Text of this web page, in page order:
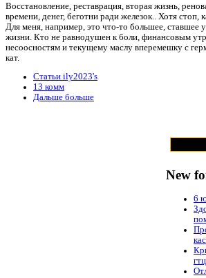
Восстановление, реставрация, вторая жизнь,
времени, денег, беготни ради железок.. Хотя стоп,
Для меня, например, это что-то большее, ставшее
жизни. Кто не равнодушен к боли, финансовым
несоосностям и текущему маслу вперемешку с
кат.
Статьи ily2023's
13 комм
Дальше больше
New
6